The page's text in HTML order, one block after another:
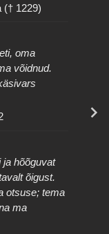
(† 1229)
oma
võidnud.
ja hõõguvat
õigust.
otsuse; tema
ma